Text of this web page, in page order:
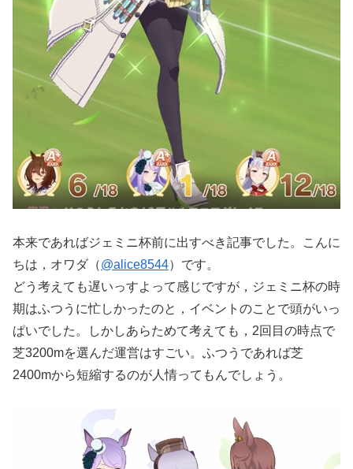
本来であればジェミニ杯前に出すべき記事でした。こんに
ちは，オワダ（@alice8544）です。
どう考えても遅いっすよって感じですが，ジェミニ杯の時
期はふつうに忙しかったのと，イベントのことで頭がいっ
ぱいでした。しかしあらためて考えても，2回目の時点で
芝3200mを選んだ運営はすごい。ふつうであれば芝
2400mから短縮するのが人情ってもんでしょう。